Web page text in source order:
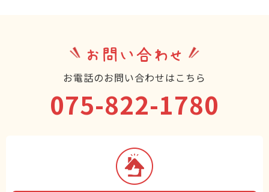
お問い合わせ
お電話のお問い合わせはこちら
075-822-1780